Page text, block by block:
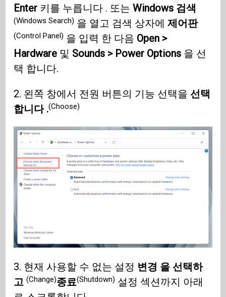
Enter 키를 누릅니다 . 또는Windows 검색
(Windows Search) 을 열고 검색 상자에제어판
(Control Panel) 을 입력 한 다음 Open >
Hardware 및 Sounds > Power Options 을 선
택 합니다.
2. 왼쪽 창에서 전원 버튼의 기능 선택을 선택
합니다 .(Choose)
3. 현재 사용할 수 없는 설정 변경 을 선택하
고(Change)종료(Shutdown) 설정 섹션까지 아래